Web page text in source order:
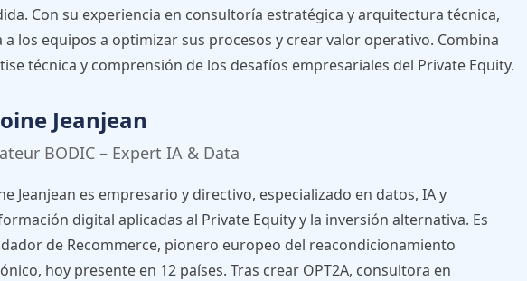
Con su experiencia en consultoría estratégica y arquitectura técnica,
a los equipos a optimizar sus procesos y crear valor operativo. Combina
técnica y comprensión de los desafíos empresariales del Private Equity.
Jeanjean
BODIC – Expert IA & Data
Jeanjean es empresario y directivo, especializado en datos, IA y
digital aplicadas al Private Equity y la inversión alternativa. Es
de Recommerce, pionero europeo del reacondicionamiento
hoy presente en 12 países. Tras crear OPT2A, consultora en